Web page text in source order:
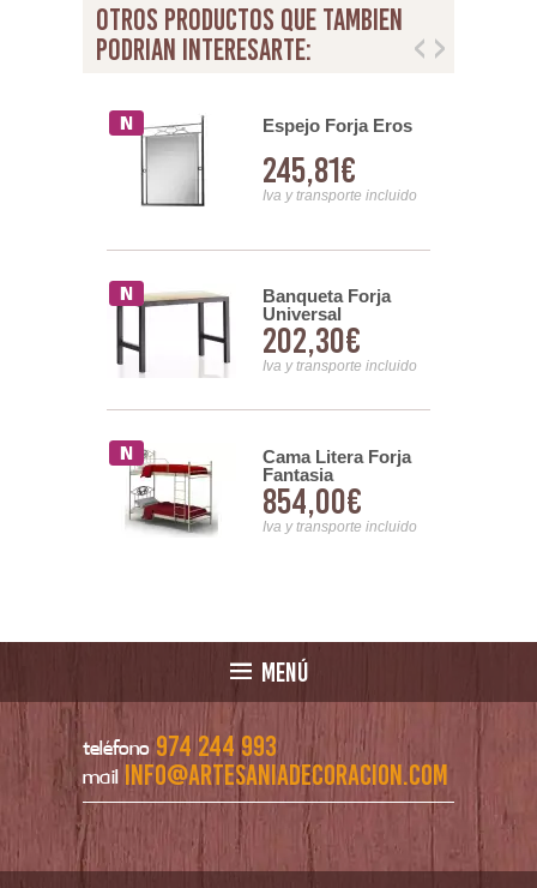
otros productos que tambien
podrian interesarte:
Espejo Forja Eros
245,81€
Iva y transporte incluido
Banqueta Forja
Universal
202,30€
Iva y transporte incluido
Cama Litera Forja
Fantasia
854,00€
Iva y transporte incluido
MENÚ
teléfono 974 244 993
mail info@artesaniadecoracion.com